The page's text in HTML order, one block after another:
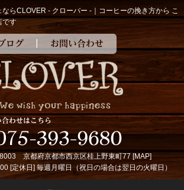
らCLOVER - クローバー -｜コーヒーの挽き方から こ
です
ブログ お問い合わせ
京都府京都市西京区桂上野東町77 [MAP]
[定休日] 毎週月曜日（祝日の場合は翌日の火曜日）